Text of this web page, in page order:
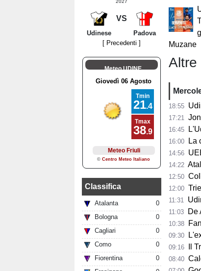
VS
Udinese
Padova
[ Precedenti ]
Meteo UDINE
Classifica
Atalanta
0
Bologna
0
Cagliari
0
Como
0
Fiorentina
0
Muzane
Altre
18:55
17:21
16:45
16:00 La
14:56 UEB
14:22
12:50
12:00
11:31
11:03 De
10:38
09:30
09:16 Il
08:40